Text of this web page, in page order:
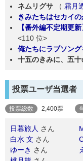
ネムリグサ
（ 霜月
きみたちはセカイの
【番外編不定期更
<110 位>
俺たちにラブソング
十五のきみに、五
投票ユーザ当選者
投票総数 2,400票
日暮旅人 さん
白水 文 さん
ゆーき さん